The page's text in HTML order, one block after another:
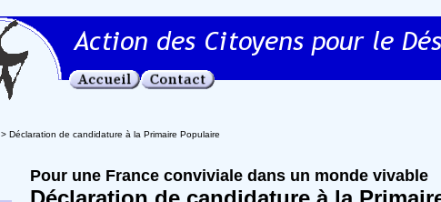
> Déclaration de candidature à la Primaire Populaire
Pour une France conviviale dans un monde vivable